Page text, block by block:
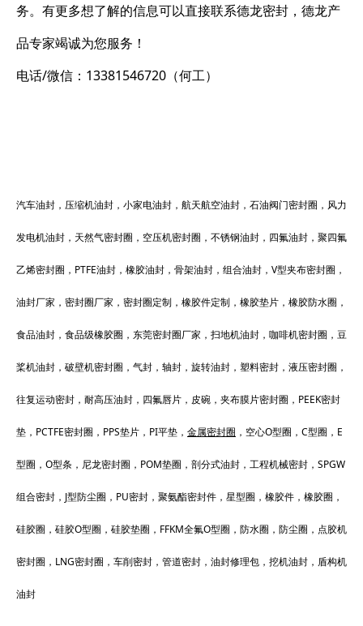
务。有更多想了解的信息可以直接联系德龙密封，德龙产
品专家竭诚为您服务！
电话/微信：13381546720（何工）
汽车油封，压缩机油封，小家电油封，航天航空油封，石油阀门密封圈，风力
发电机油封，天然气密封圈，空压机密封圈，不锈钢油封，四氟油封，聚四氟
乙烯密封圈，PTFE油封，橡胶油封，骨架油封，组合油封，V型夹布密封圈，
油封厂家，密封圈厂家，密封圈定制，橡胶件定制，橡胶垫片，橡胶防水圈，
食品油封，食品级橡胶圈，东莞密封圈厂家，扫地机油封，咖啡机密封圈，豆
桨机油封，破壁机密封圈，气封，轴封，旋转油封，塑料密封，液压密封圈，
往复运动密封，耐高压油封，四氟唇片，皮碗，夹布膜片密封圈，PEEK密封
垫，PCTFE密封圈，PPS垫片，PI平垫， 金属密封圈 ，空心O型圈，C型圈，E
型圈，O型条，尼龙密封圈，POM垫圈，剖分式油封，工程机械密封，SPGW
组合密封，J型防尘圈，PU密封，聚氨酯密封件，星型圈，橡胶件，橡胶圈，
硅胶圈，硅胶O型圈，硅胶垫圈，FFKM全氟O型圈，防水圈，防尘圈，点胶机
密封圈，LNG密封圈，车削密封，管道密封，油封修理包，挖机油封，盾构机
油封